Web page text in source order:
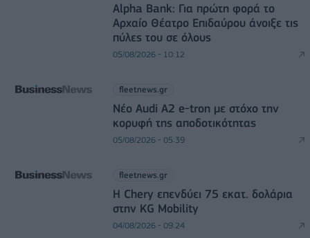
Alpha Bank: Για πρώτη φορά το
Αρχαίο Θέατρο Επιδαύρου άνοιξε τις
πύλες του σε όλους
05/08/2026 - 10:12
fleetnews.gr
Νέο Audi A2 e-tron με στόχο την
κορυφή της αποδοτικότητας
05/08/2026 - 05:39
fleetnews.gr
Η Chery επενδύει 75 εκατ. δολάρια
στην KG Mobility
04/08/2026 - 09:24